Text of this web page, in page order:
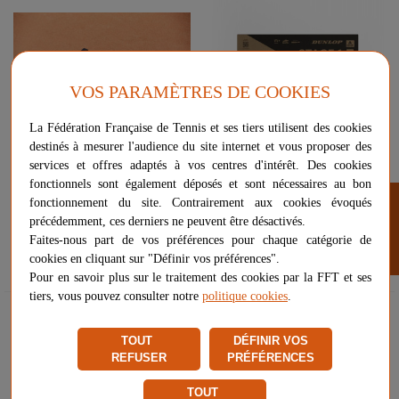
BROSSE À CHAUSSURES -
MADE IN FRANCE
37,90 €
Livraison gratuite
BALLES STAGE 1 DUNLOP
(CARTON DE 18 TUBES DE 4
BALLES)
137,90 €
Livraison gratuite
VOS PARAMÈTRES DE COOKIES
La Fédération Française de Tennis et ses tiers utilisent des cookies
destinés à mesurer l'audience du site internet et vous proposer des
services et offres adaptés à vos centres d'intérêt. Des cookies
fonctionnels sont également déposés et sont nécessaires au bon
fonctionnement du site. Contrairement aux cookies évoqués
précédemment, ces derniers ne peuvent être désactivés.
Faites-nous part de vos préférences pour chaque catégorie de
cookies en cliquant sur "Définir vos préférences".
Pour en savoir plus sur le traitement des cookies par la FFT et ses
tiers, vous pouvez consulter notre politique cookies
TOUT
REFUSER
DÉFINIR VOS
PRÉFÉRENCES
TOUT